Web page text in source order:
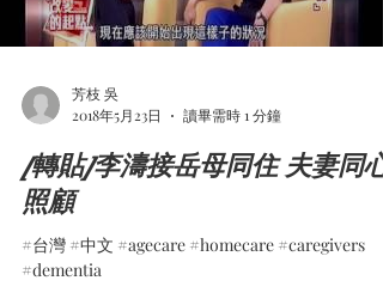
芳枝 吳
2018年5月23日
讀畢需時 1 分鐘
[轉貼]李濤接岳母同住 夫妻同心
照顧
#台灣 #中文 #agecare #homecare #caregivers
#dementia